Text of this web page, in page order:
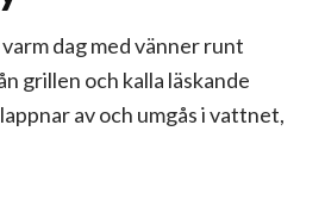
dag med vänner runt
grillen och kalla läskande
av och umgås i vattnet,